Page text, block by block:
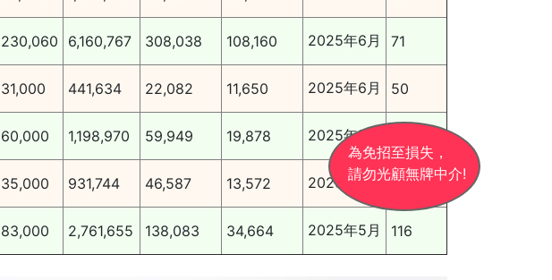
230,060 6,160,767 308,038 108,160 2025年6月 71
31,000 441,634 22,082 11,650 2025年6月 50
60,000 1,198,970 59,949 19,878 2025年5月
35,000 931,744 46,587 13,572 2025年5月 96
83,000 2,761,655 138,083 34,664 2025年5月 116
為免招至損失，
請勿光顧無牌中介!